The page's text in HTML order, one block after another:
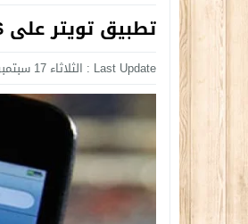
تطبيق تويتر على iOS سيأتي بتصميم جديد كلياً
Last Update : الثلاثاء 17 سبتمبر 2013 - 9:28 صباحًا